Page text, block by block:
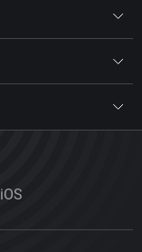
iOS